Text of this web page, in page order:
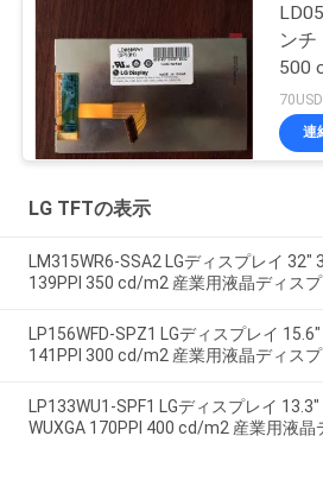
ンチ
500
スプ
連
LG TFTの表示
LM315WR6-SSA2 LGディスプレイ 32"
139PPI 350 cd/m2 産業用液晶ディス
LP156WFD-SPZ1 LGディスプレイ
141PPI 300 cd/m2 産業用液晶ディス
LP133WU1-SPF1 LGディスプレイ
WUXGA 170PPI 400 cd/m2 産業用液晶